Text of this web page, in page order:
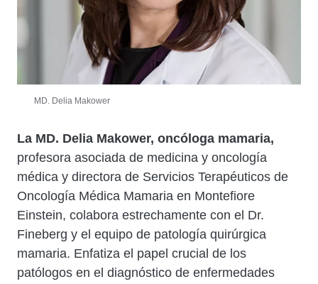
MD. Delia Makower
La MD. Delia Makower, oncóloga mamaria,
profesora asociada de medicina y oncología
médica y directora de Servicios Terapéuticos de
Oncología Médica Mamaria en Montefiore
Einstein, colabora estrechamente con el Dr.
Fineberg y el equipo de patología quirúrgica
mamaria. Enfatiza el papel crucial de los
patólogos en el diagnóstico de enfermedades